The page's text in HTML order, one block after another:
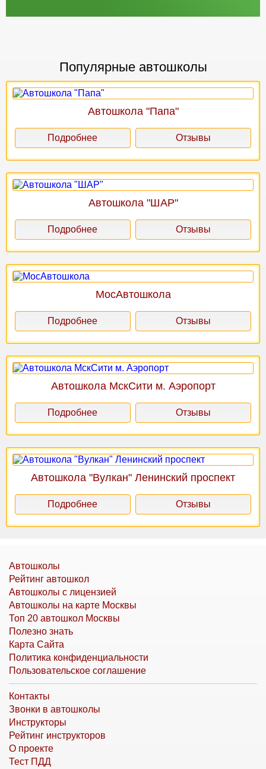
Популярные автошколы
Автошкола "Папа"
Подробнее Отзывы
Автошкола "ШАР"
Подробнее Отзывы
МосАвтошкола
Подробнее Отзывы
Автошкола МскСити м. Аэропорт
Подробнее Отзывы
Автошкола "Вулкан" Ленинский проспект
Подробнее Отзывы
Автошколы
Рейтинг автошкол
Автошколы с лицензией
Автошколы на карте Москвы
Топ 20 автошкол Москвы
Полезно знать
Карта Сайта
Политика конфиденциальности
Пользовательское соглашение
Контакты
Звонки в автошколы
Инструкторы
Рейтинг инструкторов
О проекте
Тест ПДД